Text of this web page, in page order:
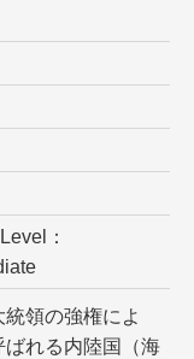
：
領の強権によ
ばれる内陸国（海